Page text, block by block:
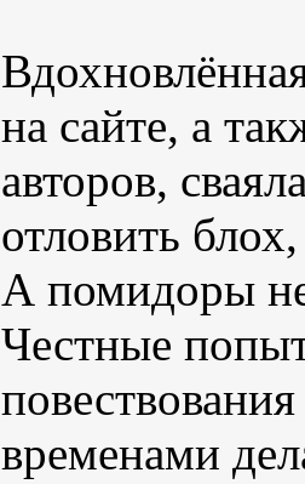
на сайте, а
авторов,
отловить
А помидоры
Честные
временами